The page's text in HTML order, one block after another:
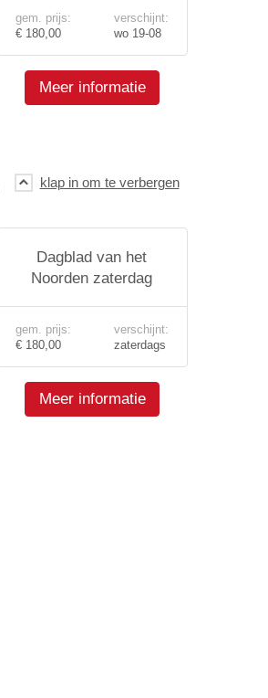
gem. prijs:
€ 180,00
verschijnt:
wo 19-08
Meer informatie
Dagblad van het
Noorden zaterdag
gem. prijs:
€ 180,00
verschijnt:
zaterdags
Meer informatie